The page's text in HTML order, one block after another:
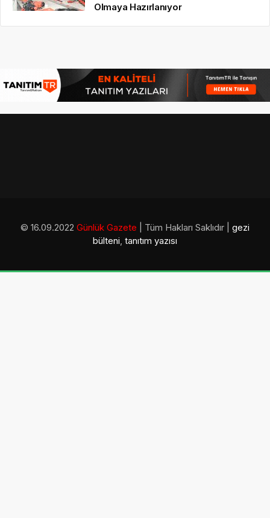
Olmaya Hazırlanıyor
© 16.09.2022 Günlük Gazete | Tüm Hakları Saklıdır | gezi
bülteni, tanıtım yazısı